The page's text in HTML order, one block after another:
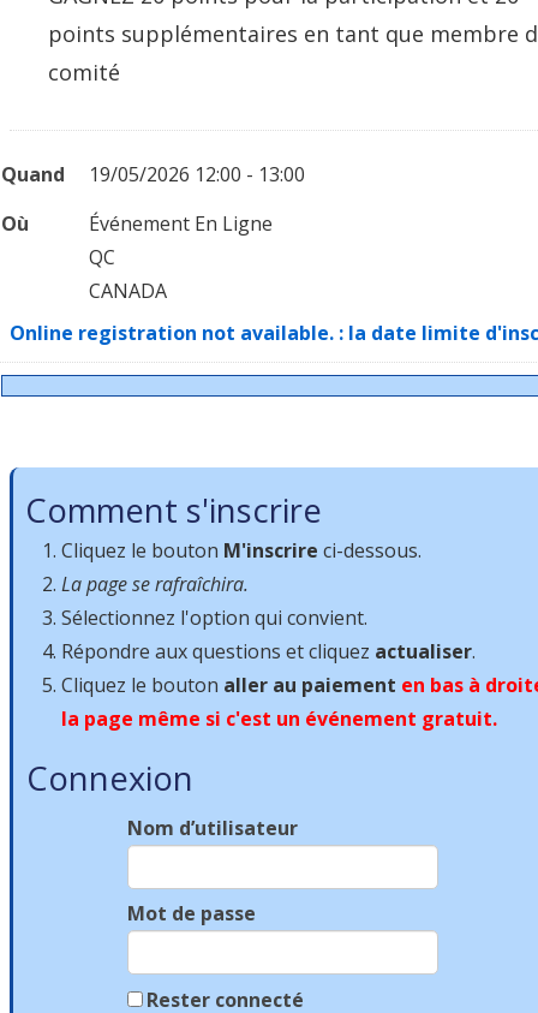
points supplémentaires en tant que membre
comité
Quand
19/05/2026 12:00 - 13:00
Où
Événement En Ligne
QC
CANADA
Online registration not available. : la date limite
Comment s'inscrire
Cliquez le bouton M'inscrire ci-dessous.
La page se rafraîchira.
Sélectionnez l'option qui convient.
Répondre aux questions et cliquez actualiser.
Cliquez le bouton aller au paiement en bas à
la page même si c'est un événement gratuit.
Connexion
Nom d’utilisateur
Mot de passe
Rester connecté